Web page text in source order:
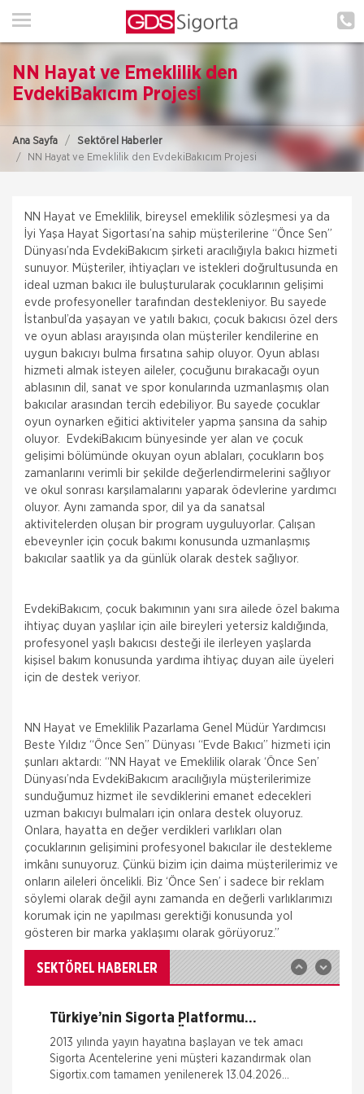
ANA SAYFA
HİZMETLERİMİZ
POLIÇE HATIRLAT
İLETIŞIM
TEKLİF AL
NN Hayat ve Emeklilik den
EvdekiBakıcım Projesi
Ana Sayfa
Sektörel Haberler
NN Hayat ve Emeklilik den EvdekiBakıcım Projesi
NN Hayat ve Emeklilik, bireysel emeklilik sözleşmesi ya da
İyi Yaşa Hayat Sigortası’na sahip müşterilerine “Önce Sen”
Dünyası’nda EvdekiBakıcım şirketi aracılığıyla bakıcı hizmeti
sunuyor. Müşteriler, ihtiyaçları ve istekleri doğrultusunda en
ideal uzman bakıcı ile buluşturularak çocuklarının gelişimi
evde profesyoneller tarafından destekleniyor. Bu sayede
İstanbul’da yaşayan ve yatılı bakıcı, çocuk bakıcısı özel ders
ve oyun ablası arayışında olan müşteriler kendilerine en
uygun bakıcıyı bulma fırsatına sahip oluyor. Oyun ablası
hizmeti almak isteyen aileler, çocuğunu bırakacağı oyun
ablasının dil, sanat ve spor konularında uzmanlaşmış olan
bakıcılar arasından tercih edebiliyor. Bu sayede çocuklar
oyun oynarken eğitici aktiviteler yapma şansına da sahip
oluyor. EvdekiBakıcım bünyesinde yer alan ve çocuk
gelişimi bölümünde okuyan oyun ablaları, çocukların boş
zamanlarını verimli bir şekilde değerlendirmelerini sağlıyor
ve okul sonrası karşılamalarını yaparak ödevlerine yardımcı
oluyor. Aynı zamanda spor, dil ya da sanatsal
aktivitelerden oluşan bir program uyguluyorlar. Çalışan
ebeveynler için çocuk bakımı konusunda uzmanlaşmış
bakıcılar saatlik ya da günlük olarak destek sağlıyor.
EvdekiBakıcım, çocuk bakımının yanı sıra ailede özel bakıma
ihtiyaç duyan yaşlılar için aile bireyleri yetersiz kaldığında,
profesyonel yaşlı bakıcısı desteği ile ilerleyen yaşlarda
kişisel bakım konusunda yardıma ihtiyaç duyan aile üyeleri
için de destek veriyor.
NN Hayat ve Emeklilik Pazarlama Genel Müdür Yardımcısı
Beste Yıldız “Önce Sen” Dünyası “Evde Bakıcı” hizmeti için
şunları aktardı: “NN Hayat ve Emeklilik olarak ‘Önce Sen’
Dünyası’nda EvdekiBakıcım aracılığıyla müşterilerimize
sunduğumuz hizmet ile sevdiklerini emanet edecekleri
uzman bakıcıyı bulmaları için onlara destek oluyoruz.
Onlara, hayatta en değer verdikleri varlıkları olan
çocuklarının gelişimini profesyonel bakıcılar ile destekleme
imkânı sunuyoruz. Çünkü bizim için daima müşterilerimiz ve
onların aileleri öncelikli. Biz ‘Önce Sen’ i sadece bir reklam
söylemi olarak değil aynı zamanda en değerli varlıklarımızı
korumak için ne yapılması gerektiği konusunda yol
gösteren bir marka yaklaşımı olarak görüyoruz.”
SEKTÖREL HABERLER
Fare Kasko Kapsamında
Sigorta şirketleri ile sigortalılar arasındaki
uyuşmazlıkları çözen Sigorta Tahkim Komisyonu,
sigortalı bir aracın aksamlarının fare tarafından
kemirilmesi nedeniyle sigorta şi
Sigortix.com - Sigorta Acentelerinin
Gücü
ile yayına başlamıştır. Müşterileri Sigorta Acentelerini
Türkiye’nin Sigorta Platformu
Sigortix.com 2000 Üye Sigorta
Acentesi ile Yenilendi
2013 yılında yayın hayatına başlayan ve tek amacı
Sigorta Acentelerine yeni müşteri kazandırmak olan
Sigortix.com tamamen yenilenerek 13.04.2026
tarihinde yüksek teknolojik altyapıs